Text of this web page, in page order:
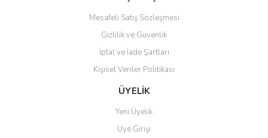
Mesafeli Satış Sözleşmesi
Gizlilik ve Güvenlik
İptal ve İade Şartları
Kişisel Veriler Politikası
ÜYELİK
Yeni Üyelik
Üye Girişi